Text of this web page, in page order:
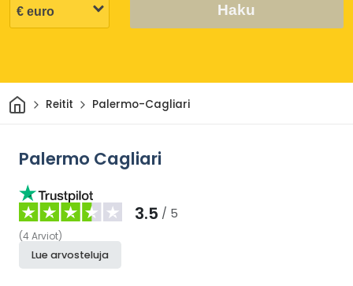
Haku
KotiinReitit Palermo-Cagliari
Palermo Cagliari
3.5 / 5
(4 Arviot)
Lue arvosteluja